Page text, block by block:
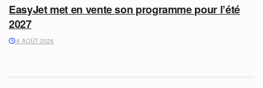
EasyJet met en vente son programme pour l’été
2027
6 AOÛT 2026